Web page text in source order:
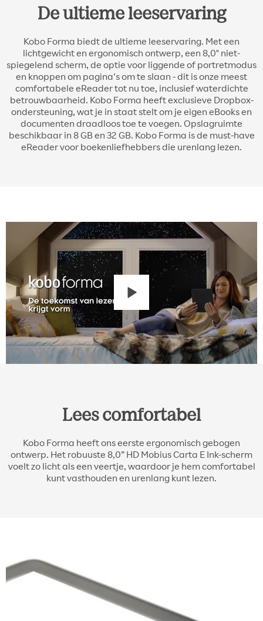
De ultieme leeservaring
Kobo Forma biedt de ultieme leeservaring. Met een
lichtgewicht en ergonomisch ontwerp, een 8,0" niet-
spiegelend scherm, de optie voor liggende of portretmodus
en knoppen om pagina’s om te slaan - dit is onze meest
comfortabele eReader tot nu toe, inclusief waterdichte
betrouwbaarheid. Kobo Forma heeft exclusieve Dropbox-
ondersteuning, wat je in staat stelt om je eigen eBooks en
documenten draadloos toe te voegen. Opslagruimte
beschikbaar in 8 GB en 32 GB. Kobo Forma is de must-have
eReader voor boekenliefhebbers die urenlang lezen.
Lees comfortabel
Kobo Forma heeft ons eerste ergonomisch gebogen
ontwerp. Het robuuste 8,0” HD Mobius Carta E Ink-scherm
voelt zo licht als een veertje, waardoor je hem comfortabel
kunt vasthouden en urenlang kunt lezen.